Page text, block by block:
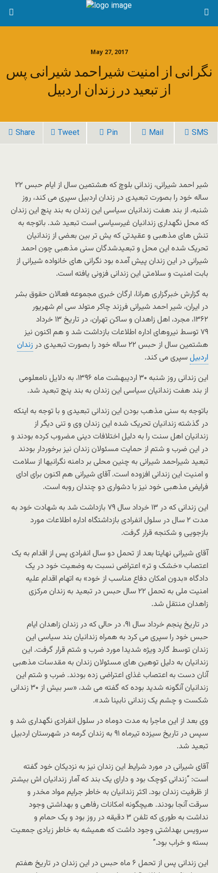
May 27, 2017
نگرانی از امنیت شیراحمد شیرانی پس
از تبعید در زندان اردبیل
Share Tweet Pin Mail SMS
شیر احمد شیرانی، زندانی بلوچ که هشتمین سال از ایام حبس ۲۲
ساله خود را بصورت تبعیدی در زندان اردبیل سپری می کند، روز
شنبه، از بند هفت زندانیان سیاسی این زندان به بند پنچ این زندان
که محل نگهداری زندانیان غیرسیاسی است تبعید شد. باتوجه به
تنش های مذهبی و عقیدتی که یش تر بین بعضی از زندانیان
تحریک شده این محل و تبعیدشدگان سنی مذهبی چون احمد
شیرانی در این زندان پیش آمده بود نگرانی های خانواده شیرانی از
بابت امنیت و سلامتی این زندانی فزونی یافته است.
به گزارش خبرگزاری هرانا، ارگان خبری مجموعه فعالان حقوق بشر
در ایران، شیر احمد شیرانی فرزند چاکر متولد سی ام شهریور
۱۳۶۲، مجرد، اهل زاهدان و ساکن تهران، در تاریخ ۱۳ خرداد
۷۹ توسط نیروهای اداره اطلاعات بازداشت شد و هم اکنون نیز
هشتمین سال از حبس ۲۲ ساله خود را بصورت تبعیدی در
زندان
اردبیل سپری می کند.
این زندانی روز شنبه ۳۰ اردیبهشت ماه ۱۳۹۶، به دلایل نامعلومی
از بند هفت زندانیان سیاسی این زندان به بند پنچ تبعید شد.
باتوجه به سنی مذهب بودن این زندانی تبعیدی و با توجه به اینکه
در گذشته زندانیان تحریک شده این زندان وی و تنی دیگر از
زندانیان اهل سنت را به دلیل اختلافات دینی مضروب کرده بودند و
در این ضرب و شتم از حمایت مسئولان زندان نیز برخوردار بودند
تبعید شیراحمد شیرانی به چنین محلی بر دامنه نگرانیها از سلامت
و امنیت این زندانی افزوده است. آقای شیرانی هم اکنون برای ادای
فرایض مذهبی خود نیز با دشواری دو چندان روبه است.
این زندانی که در ۱۳ خرداد سال ۷۹ بازداشت شد به شهادت خود به
مدت ۲ سال در سلول انفرادی بازداشتگاه اداره اطلاعات مورد
بازجویی و شکنجه قرار گرفت.
آقای شیرانی نهایتا بعد از تحمل دو سال انفرادی پس از اقدام به یک
اعتصاب «خشک و تر» اعتراضی نسبت به وضعیت خود در یک
دادگاه «بدون امکان دفاع مناسب از خود» به اتهام اقدام علیه
امنیت ملی به تحمل ۲۲ سال حبس در تبعید به زندان مرکزی
زاهدان منتقل شد.
در تاریخ پنجم خرداد سال ۹۱، در حالی که در زندان زاهدان ایام
حبس خود را سپری می کرد به همراه زندانیان بند سیاسی این
زندان توسط گارد ویژه شدیدا مورد ضرب و شتم قرار گرفت. این
زندانیان به دلیل توهین های مسئولان زندان به مقدسات مذهبی
آنان دست به اعتصاب غذای اعتراضی زده بودند. ضرب و شتم این
زندانیان آنگونه شدید بوده که گفته می شد، «سر بیش از ۳۰ زندانی
شکست و چشم یک زندانی نابینا شد».
وی بعد از این ماجرا به مدت دوماه در سلول انفرادی نگهداری شد و
سپس در تاریخ سیزده تیرماه ۹۱ به زندان گرمه در شهرستان اردبیل
تبعید شد.
آقای شیرانی در مورد شرایط این زندان نیز به نزدیکان خود گفته
است: “زندانی کوچک بود و دارای یک بند که آمار زندانیان اش بیشتر
از ظرفیت زندان بود. اکثر زندانیان به خاطر جرایم مواد مخدر و
سرقت آنجا بودند. هیچگونه امکانات رفاهی و بهداشتی وجود
نداشت به طوری که تلفن ۳ دقیقه در روز بود و یک حمام و
سرویس بهداشتی وجود داشت که همیشه به خاطر زیادی جمعیت
بسته و خراب بود.”
این زندانی پس از تحمل ۶ ماه حبس در این زندان در تاریخ هفتم